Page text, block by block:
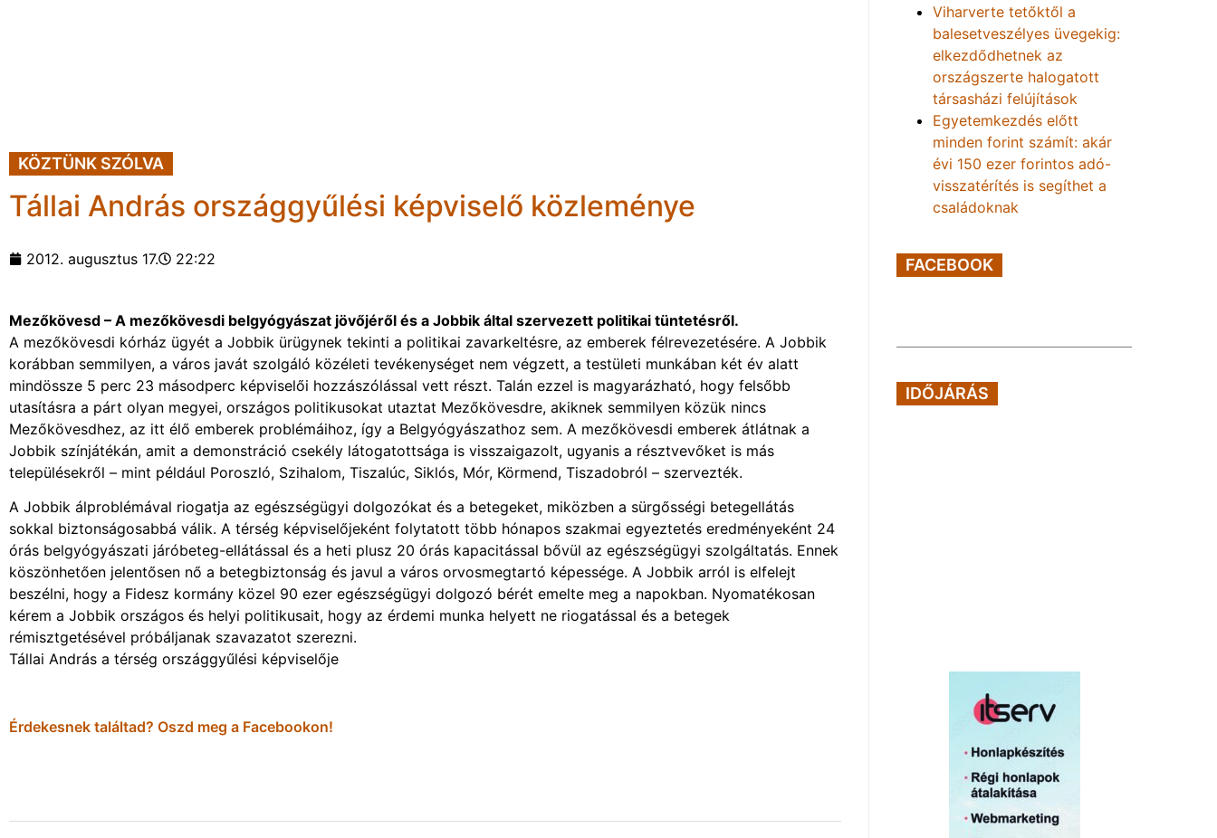
KÖZTÜNK SZÓLVA
Tállai András országgyűlési képviselő közleménye
2012. augusztus 17. 22:22
Mezőkövesd – A mezőkövesdi belgyógyászat jövőjéről és a Jobbik által szervezett politikai tüntetésről.
A mezőkövesdi kórház ügyét a Jobbik ürügynek tekinti a politikai zavarkeltésre, az emberek félrevezetésére. A Jobbik
korábban semmilyen, a város javát szolgáló közéleti tevékenységet nem végzett, a testületi munkában két év alatt
mindössze 5 perc 23 másodperc képviselői hozzászólással vett részt. Talán ezzel is magyarázható, hogy felsőbb
utasításra a párt olyan megyei, országos politikusokat utaztat Mezőkövesdre, akiknek semmilyen közük nincs
Mezőkövesdhez, az itt élő emberek problémáihoz, így a Belgyógyászathoz sem. A mezőkövesdi emberek átlátnak a
Jobbik színjátékán, amit a demonstráció csekély látogatottsága is visszaigazolt, ugyanis a résztvevőket is más
településekről – mint például Poroszló, Szihalom, Tiszalúc, Siklós, Mór, Körmend, Tiszadobról – szervezték.
A Jobbik álproblémával riogatja az egészségügyi dolgozókat és a betegeket, miközben a sürgősségi betegellátás
sokkal biztonságosabbá válik. A térség képviselőjeként folytatott több hónapos szakmai egyeztetés eredményeként 24
órás belgyógyászati járóbeteg-ellátással és a heti plusz 20 órás kapacitással bővül az egészségügyi szolgáltatás. Ennek
köszönhetően jelentősen nő a betegbiztonság és javul a város orvosmegtartó képessége. A Jobbik arról is elfelejt
beszélni, hogy a Fidesz kormány közel 90 ezer egészségügyi dolgozó bérét emelte meg a napokban. Nyomatékosan
kérem a Jobbik országos és helyi politikusait, hogy az érdemi munka helyett ne riogatással és a betegek
rémisztgetésével próbáljanak szavazatot szerezni.
Tállai András a térség országgyűlési képviselője
Érdekesnek találtad? Oszd meg a Facebookon!
Viharverte tetőktől a
balesetveszélyes üvegekig:
elkezdődhetnek az
országszerte halogatott
társasházi felújítások
Egyetemkezdés előtt
minden forint számít: akár
évi 150 ezer forintos adó-
visszatérítés is segíthet a
családoknak
FACEBOOK
IDŐJÁRÁS